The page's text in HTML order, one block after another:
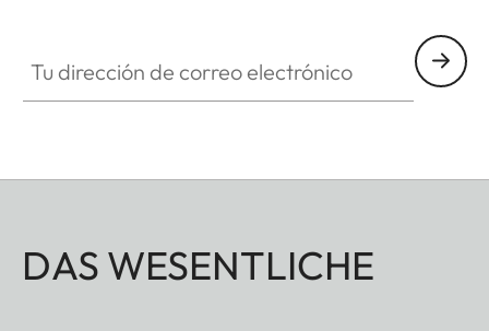
DAS WESENTLICHE